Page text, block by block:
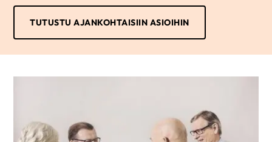
TUTUSTU AJANKOHTAISIIN ASIOIHIN